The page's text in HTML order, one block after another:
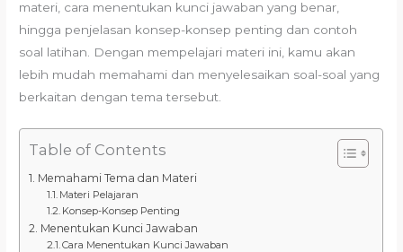
materi, cara menentukan kunci jawaban yang benar,
hingga penjelasan konsep-konsep penting dan contoh
soal latihan. Dengan mempelajari materi ini, kamu akan
lebih mudah memahami dan menyelesaikan soal-soal yang
berkaitan dengan tema tersebut.
Table of Contents
Memahami Tema dan Materi
Materi Pelajaran
Konsep-Konsep Penting
Menentukan Kunci Jawaban
Cara Menentukan Kunci Jawaban